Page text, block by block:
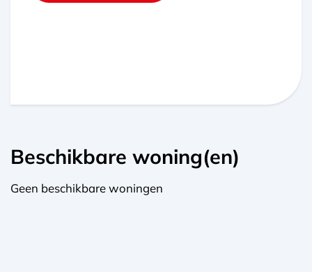
Beschikbare woning(en)
Geen beschikbare woningen